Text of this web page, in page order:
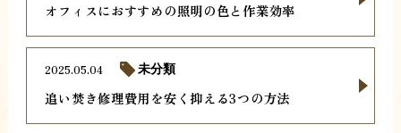
オフィスにおすすめの照明の色と作業効率
追い焚き修理費用を安く抑える3つの方法
2025.05.04 未分類